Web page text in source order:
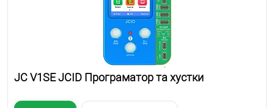
JC V1SE JCID Програматор та хустки